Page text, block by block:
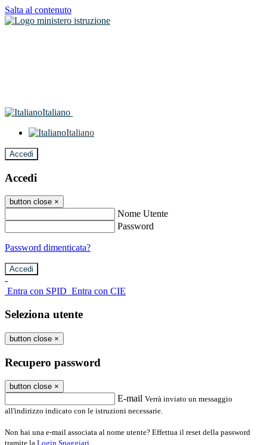
Salta al contenuto
Italiano
Italiano
Accedi
Accedi
button close ×
Nome Utente
Password
Password dimenticata?
-
Entra con SPID Entra con CIE
Seleziona utente
button close ×
Recupero password
button close ×
E-mail Verrà inviato un messaggio
all'indirizzo indicato con le istruzioni necessarie.
Non hai una e-mail associata al nome utente? Effettua il reset della password
tramite la Login Spaggiari